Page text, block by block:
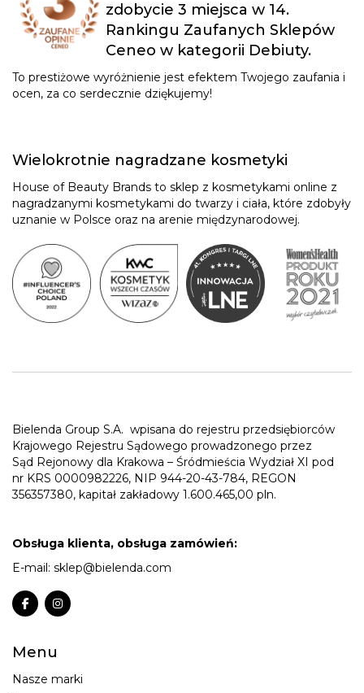
zdobycie 3 miejsca w 14.
Rankingu Zaufanych Sklepów
Ceneo w kategorii Debiuty.
To prestiżowe wyróżnienie jest efektem Twojego zaufania i
ocen, za co serdecznie dziękujemy!
Wielokrotnie nagradzane kosmetyki
House of Beauty Brands to sklep z kosmetykami online z
nagradzanymi kosmetykami do twarzy i ciała, które zdobyły
uznanie w Polsce oraz na arenie międzynarodowej.
Bielenda Group S.A. wpisana do rejestru przedsiębiorców
Krajowego Rejestru Sądowego prowadzonego przez
Sąd Rejonowy dla Krakowa – Śródmieścia Wydział XI pod
nr KRS 0000982226, NIP 944-20-43-784, REGON
356357380, kapitał zakładowy 1.600.465,00 pln.
Obsługa klienta, obsługa zamówień:
E-mail: sklep@bielenda.com
Menu
Nasze marki